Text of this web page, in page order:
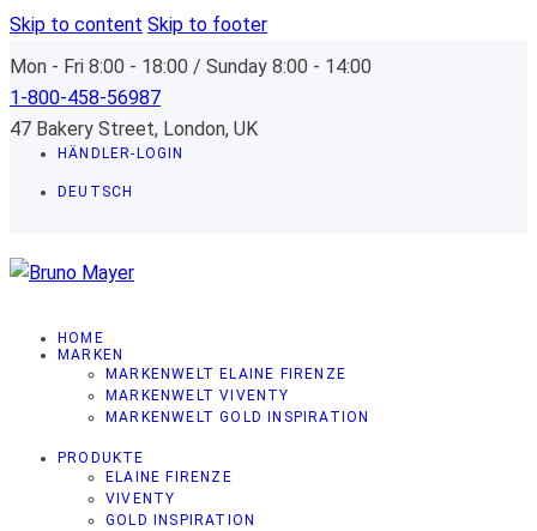
Skip to content Skip to footer
Mon - Fri 8:00 - 18:00 / Sunday 8:00 - 14:00
1-800-458-56987
47 Bakery Street, London, UK
HÄNDLER-LOGIN
DEUTSCH
HOME
MARKEN
MARKENWELT ELAINE FIRENZE
MARKENWELT VIVENTY
MARKENWELT GOLD INSPIRATION
PRODUKTE
ELAINE FIRENZE
VIVENTY
GOLD INSPIRATION